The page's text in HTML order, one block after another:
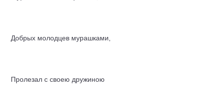
Добрых молодцев мурашками,
Пролезал с своею дружиною